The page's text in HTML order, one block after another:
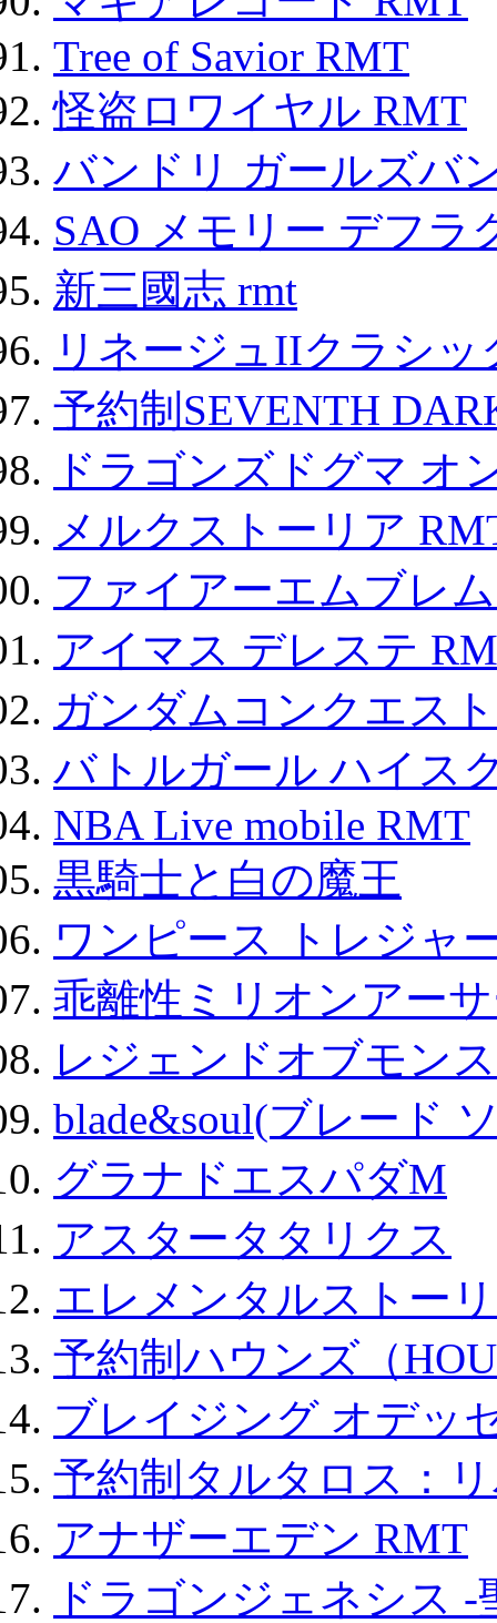
Tree of Savior RMT
怪盗ロワイヤル RMT
バンドリ ガールズバ
SAO メモリー デフラ
新三國志 rmt
リネージュIIクラシ
予約制SEVENTH
ドラゴンズドグマ オ
メルクストーリア
ファイアーエムブレ
アイマス デレステ
ガンダムコンクエスト
バトルガール ハイス
NBA Live mobile RMT
黒騎士と白の魔王
ワンピース トレジャ
乖離性ミリオンアー
レジェンドオブモン
blade&soul(ブレード
グラナドエスパダM
アスタータタリクス
エレメンタルストー
予約制ハウンズ（
ブレイジング オデッ
予約制タルタロス：
アナザーエデン RMT
ドラゴンジェネシス